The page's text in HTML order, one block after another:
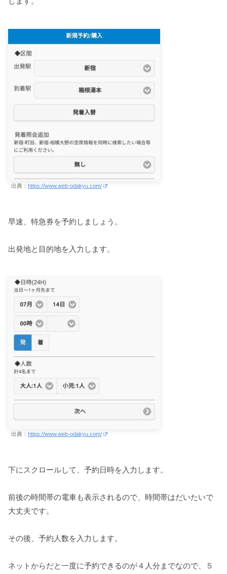
出典： https://www.web-odakyu.com/
早速、特急券を予約しましょう。
出発地と目的地を入力します。
出典： https://www.web-odakyu.com/
下にスクロールして、予約日時を入力します。
前後の時間帯の電車も表示されるので、時間帯はだいたいで
大丈夫です。
その後、予約人数を入力します。
ネットからだと一度に予約できるのが４人分までなので、５